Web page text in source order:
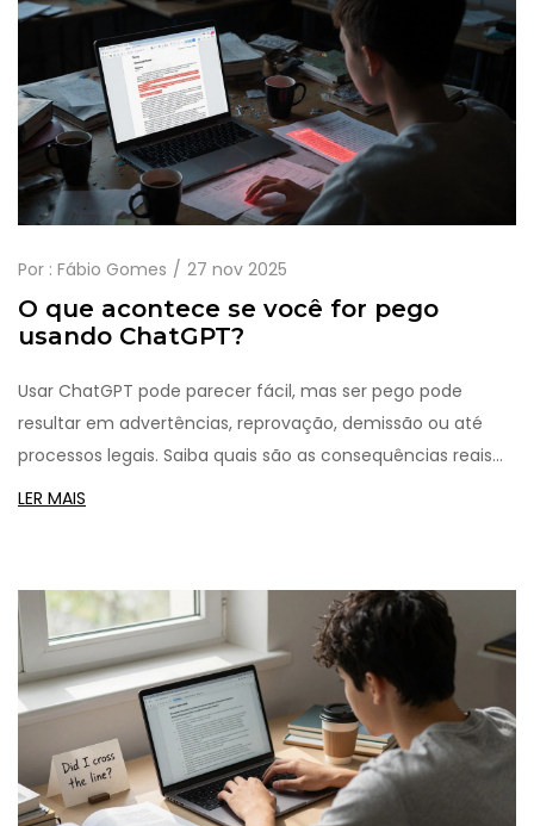
Por : Fábio Gomes 27 nov 2025
O que acontece se você for pego
usando ChatGPT?
Usar ChatGPT pode parecer fácil, mas ser pego pode
resultar em advertências, reprovação, demissão ou até
processos legais. Saiba quais são as consequências reais
em escolas, empresas e exames.
LER MAIS